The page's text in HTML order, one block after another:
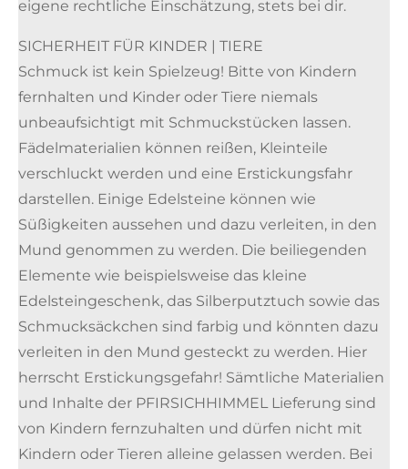
eigene rechtliche Einschätzung, stets bei dir.
SICHERHEIT FÜR KINDER | TIERE
Schmuck ist kein Spielzeug! Bitte von Kindern
fernhalten und Kinder oder Tiere niemals
unbeaufsichtigt mit Schmuckstücken lassen.
Fädelmaterialien können reißen, Kleinteile
verschluckt werden und eine Erstickungsfahr
darstellen. Einige Edelsteine können wie
Süßigkeiten aussehen und dazu verleiten, in den
Mund genommen zu werden. Die beiliegenden
Elemente wie beispielsweise das kleine
Edelsteingeschenk, das Silberputztuch sowie das
Schmucksäckchen sind farbig und könnten dazu
verleiten in den Mund gesteckt zu werden. Hier
herrscht Erstickungsgefahr! Sämtliche Materialien
und Inhalte der PFIRSICHHIMMEL Lieferung sind
von Kindern fernzuhalten und dürfen nicht mit
Kindern oder Tieren alleine gelassen werden. Bei